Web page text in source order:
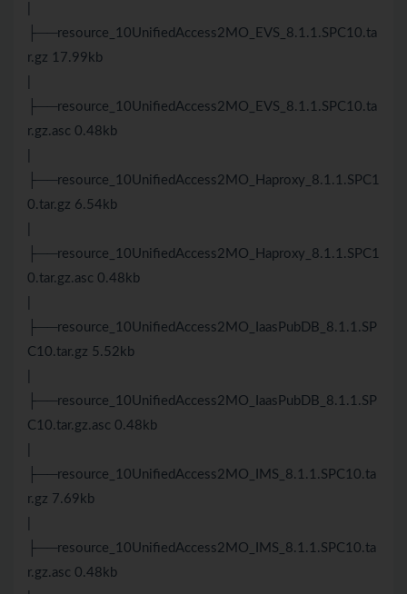
├──resource_10UnifiedAccess2MO_EVS_8.1.1.SPC10.ta
r.gz 17.99kb
├──resource_10UnifiedAccess2MO_EVS_8.1.1.SPC10.ta
r.gz.asc 0.48kb
├──resource_10UnifiedAccess2MO_Haproxy_8.1.1.SPC1
0.tar.gz 6.54kb
├──resource_10UnifiedAccess2MO_Haproxy_8.1.1.SPC1
0.tar.gz.asc 0.48kb
├──resource_10UnifiedAccess2MO_IaasPubDB_8.1.1.SP
C10.tar.gz 5.52kb
├──resource_10UnifiedAccess2MO_IaasPubDB_8.1.1.SP
C10.tar.gz.asc 0.48kb
├──resource_10UnifiedAccess2MO_IMS_8.1.1.SPC10.ta
r.gz 7.69kb
├──resource_10UnifiedAccess2MO_IMS_8.1.1.SPC10.ta
r.gz.asc 0.48kb